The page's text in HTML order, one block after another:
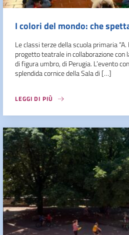
I colori del mondo: che
Le classi terze della scuola primaria
progetto teatrale in collaborazione
di figura umbro, di Perugia. L’evento
splendida cornice della Sala di […]
LEGGI DI PIÙ